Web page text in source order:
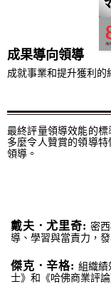
成果導向領導
成就事業和提升獲利的
最終評量領導效能的
多麼令人贊賞的領導
領導。
戴夫．尤里奇: 密
導、學習與當責力，
傑克．辛格: 組織績
士》和《哈佛商業評